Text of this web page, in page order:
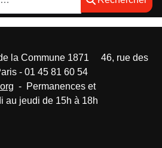
la Commune 1871 46, rue des
- 01 45 81 60 54
- Permanences et
au jeudi de 15h à 18h